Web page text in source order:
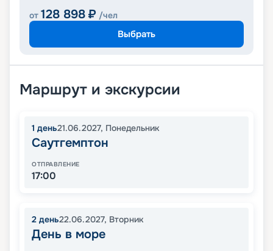
от 128 898 ₽ /чел
Выбрать
Маршрут и экскурсии
1 день21.06.2027, Понедельник
Саутгемптон
ОТПРАВЛЕНИЕ
17:00
2 день22.06.2027, Вторник
День в море